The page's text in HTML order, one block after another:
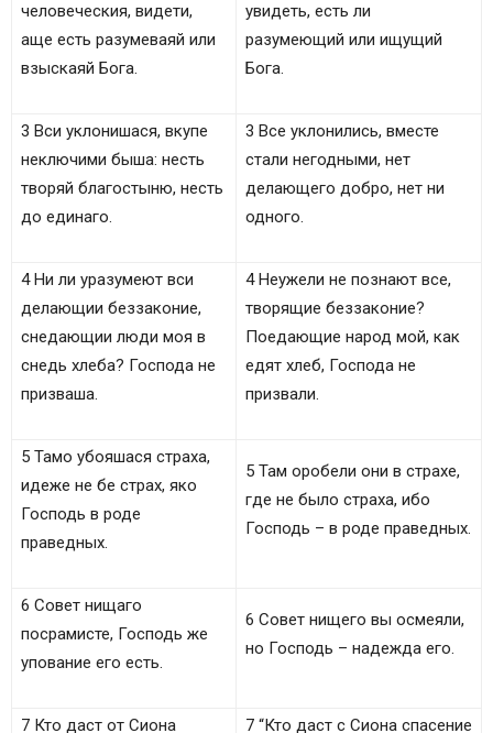
человечeския, видети,
аще eсть разумеваяй или
взыскаяй Бога.
увидеть, есть ли
разумеющий или ищущий
Бога.
3 Вси уклонишася, вкупе
неключими быша: несть
творяй благостыню, несть
до eдинаго.
3 Все уклонились, вместе
стали негодными, нет
делающего добро, нет ни
одного.
4 Ни ли уразумеют вси
делающии беззаконие,
снедающии люди моя в
снедь хлеба? Господа не
призваша.
4 Неужели не познают все,
творящие беззаконие?
Поедающие народ мой, как
едят хлеб, Господа не
призвали.
5 Тамо убояшася страха,
идеже не бе страх, яко
Господь в роде
праведных.
5 Там оробели они в страхе,
где не было страха, ибо
Господь – в роде праведных.
6 Совет нищаго
посрамисте, Господь же
упование eго eсть.
6 Совет нищего вы осмеяли,
но Господь – надежда его.
7 Кто даст от Сиона 7 “Кто даст с Сиона спасение